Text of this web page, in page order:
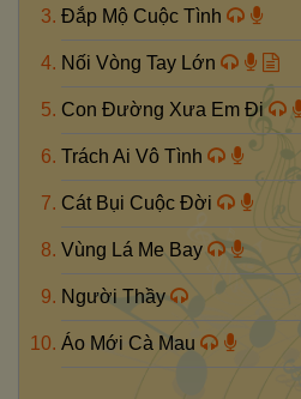
Đắp Mộ Cuộc Tình
Nối Vòng Tay Lớn
Con Đường Xưa Em Đi
Trách Ai Vô Tình
Cát Bụi Cuộc Đời
Vùng Lá Me Bay
Người Thầy
Áo Mới Cà Mau